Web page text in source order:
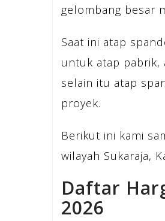
gelombang besar
Saat ini atap
untuk atap pabrik,
selain itu atap
proyek.
Berikut ini kami
wilayah Sukaraja,
Daftar
2026